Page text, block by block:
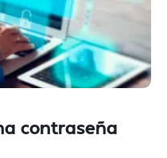
contraseña